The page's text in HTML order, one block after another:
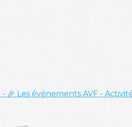
- 🎉 Les événements AVF -